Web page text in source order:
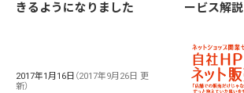
きるようになりました
ービス解説
2017年1月16日 （2017年9月26日 更
新）